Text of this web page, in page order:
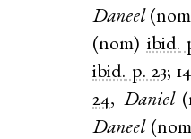
Daneel(nom
(nom) ibid.
ibid. p. 23;
24, Daniel(
Daneel(nom